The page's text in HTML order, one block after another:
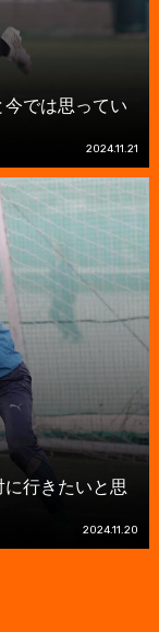
今では思ってい
2024.11.21
に行きたいと思
2024.11.20